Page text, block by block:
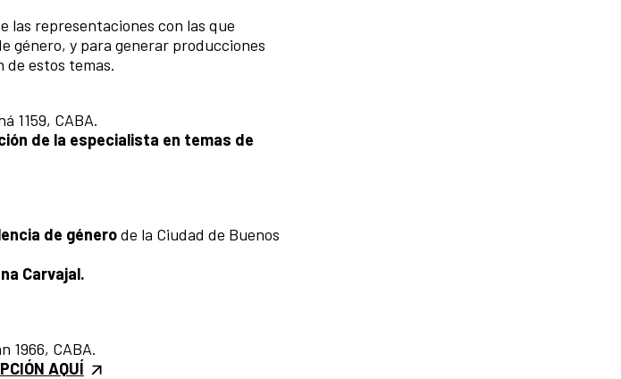
las representaciones con las que
género, y para generar producciones
estos temas.
1159, CABA.
de la especialista en temas de
de génerode la Ciudad de Buenos
Carvajal.
1966, CABA.
AQUÍ